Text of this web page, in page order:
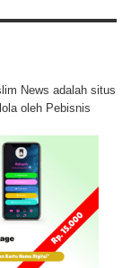
News adalah situs
oleh Pebisnis